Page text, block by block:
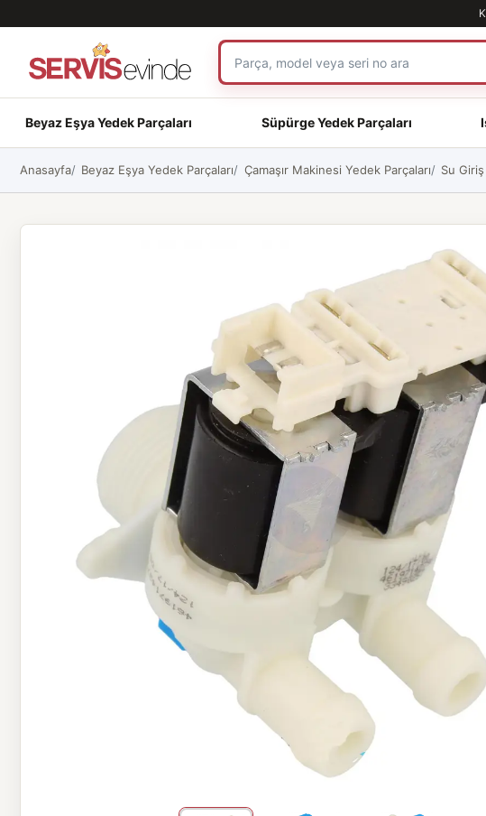
Beyaz Eşya Yedek Parçaları Süpürge Yedek Parçaları
Anasayfa Beyaz Eşya Yedek Parçaları Çamaşır Makinesi Yedek Parçaları Su